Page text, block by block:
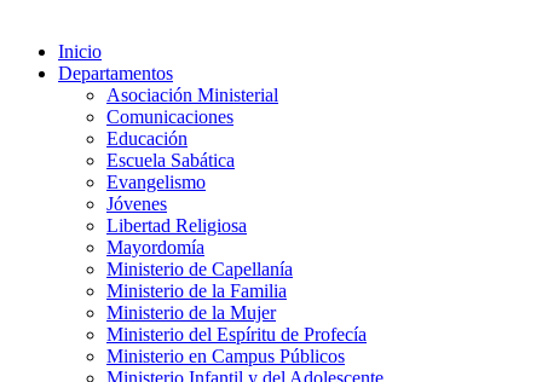
Inicio
Departamentos
Asociación Ministerial
Comunicaciones
Educación
Escuela Sabática
Evangelismo
Jóvenes
Libertad Religiosa
Mayordomía
Ministerio de Capellanía
Ministerio de la Familia
Ministerio de la Mujer
Ministerio del Espíritu de Profecía
Ministerio en Campus Públicos
Ministerio Infantil y del Adolescente